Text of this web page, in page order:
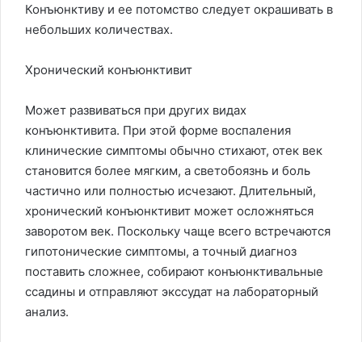
Конъюнктиву и ее потомство следует окрашивать в
небольших количествах.
Хронический конъюнктивит
Может развиваться при других видах
конъюнктивита. При этой форме воспаления
клинические симптомы обычно стихают, отек век
становится более мягким, а светобоязнь и боль
частично или полностью исчезают. Длительный,
хронический конъюнктивит может осложняться
заворотом век. Поскольку чаще всего встречаются
гипотонические симптомы, а точный диагноз
поставить сложнее, собирают конъюнктивальные
ссадины и отправляют экссудат на лабораторный
анализ.